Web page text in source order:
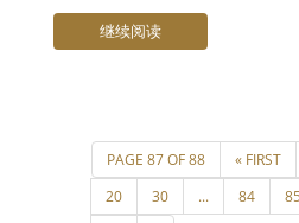
继续阅读